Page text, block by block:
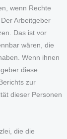
wenn Rechte
Arbeitgeber
Das ist vor
wären, die
Wenn ihnen
diese
zur
dieser Personen
die die